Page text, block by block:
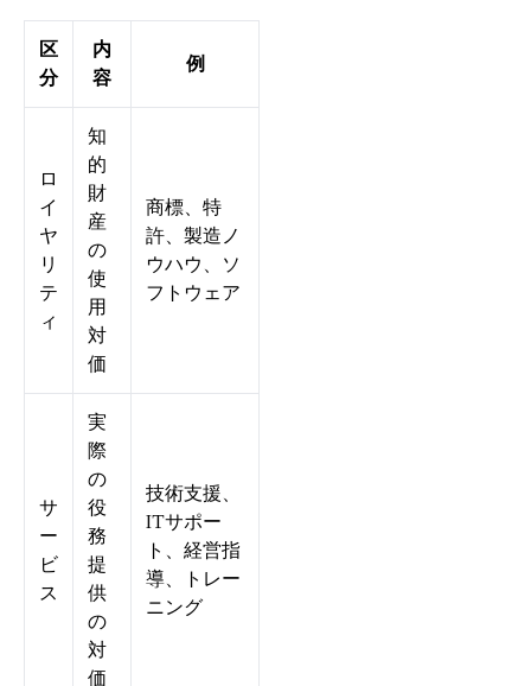
区
分
内
容
例
ロ
イ
ヤ
リ
テ
ィ
知
的
財
産
の
使
用
対
価
商標、特
許、製造ノ
ウハウ、ソ
フトウェア
サ
ー
ビ
ス
実
際
の
役
務
提
供
の
対
価
技術支援、
ITサポー
ト、経営指
導、トレー
ニング